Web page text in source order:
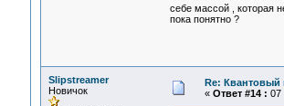
себе массой , которая
пока понятно ?
Slipstreamer
Новичок
Re: Квантовый
« Ответ #14 : 07